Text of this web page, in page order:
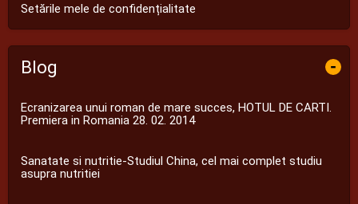
Setările mele de confidențialitate
Blog -
Ecranizarea unui roman de mare succes, HOTUL DE CARTI.
Premiera in Romania 28. 02. 2014
Sanatate si nutritie-Studiul China, cel mai complet studiu
asupra nutritiei